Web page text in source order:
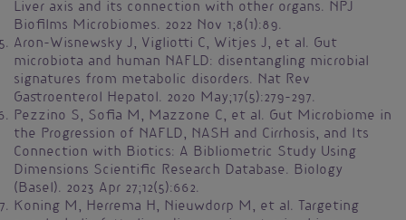
Liver axis and its connection with other organs. NPJ
Biofilms Microbiomes. 2022 Nov 1;8(1):89.
Aron-Wisnewsky J, Vigliotti C, Witjes J, et al. Gut
microbiota and human NAFLD: disentangling microbial
signatures from metabolic disorders. Nat Rev
Gastroenterol Hepatol. 2020 May;17(5):279-297.
Pezzino S, Sofia M, Mazzone C, et al. Gut Microbiome in
the Progression of NAFLD, NASH and Cirrhosis, and Its
Connection with Biotics: A Bibliometric Study Using
Dimensions Scientific Research Database. Biology
(Basel). 2023 Apr 27;12(5):662.
Koning M, Herrema H, Nieuwdorp M, et al. Targeting